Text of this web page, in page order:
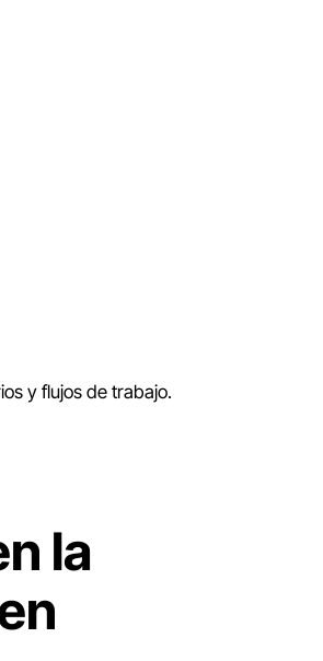
y flujos de trabajo.
la